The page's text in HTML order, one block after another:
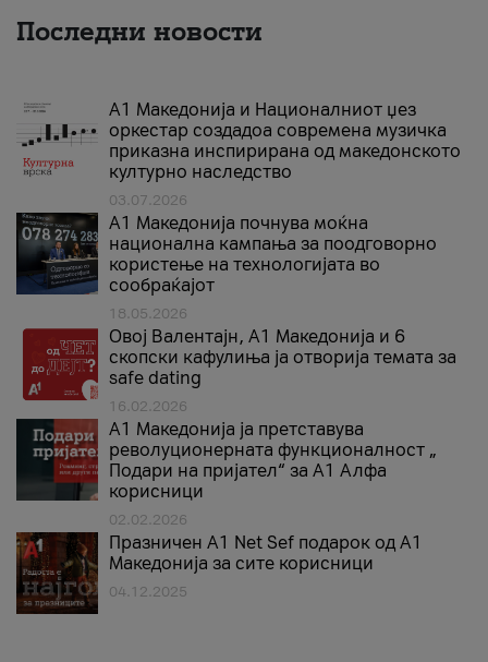
Последни новости
А1 Македонија и Националниот џез
оркестар создадоа современа музичка
приказна инспирирана од македонското
културно наследство
03.07.2026
A1 Македонија почнува моќна
национална кампања за поодговорно
користење на технологијата во
сообраќајот
18.05.2026
Овој Валентајн, A1 Македонија и 6
скопски кафулиња ја отворија темата за
safe dating
16.02.2026
А1 Македонија ја претставува
револуционерната функционалност „
Подари на пријател“ за А1 Алфа
корисници
02.02.2026
Празничен A1 Net Sеf подарок од А1
Македонија за сите корисници
04.12.2025